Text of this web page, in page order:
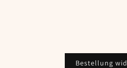
Bestellung